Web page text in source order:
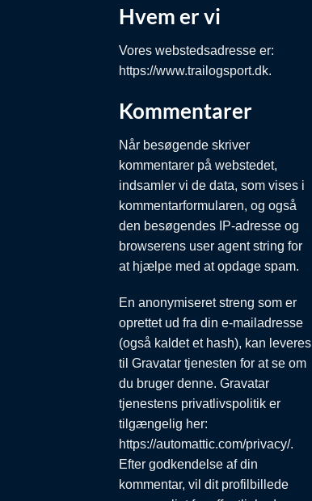
Hvem er vi
Vores webstedsadresse er:
https://www.trailogsport.dk.
Kommentarer
Når besøgende skriver
kommentarer på webstedet,
indsamler vi de data, som vises i
kommentarformularen, og også
den besøgendes IP-adresse og
browserens user agent string for
at hjælpe med at opdage spam.
En anonymiseret streng som er
oprettet ud fra din e-mailadresse
(også kaldet et hash), kan leveres
til Gravatar tjenesten for at se om
du bruger denne. Gravatar
tjenestens privatlivspolitik er
tilgængelig her:
https://automattic.com/privacy/.
Efter godkendelse af din
kommentar, vil dit profilbillede